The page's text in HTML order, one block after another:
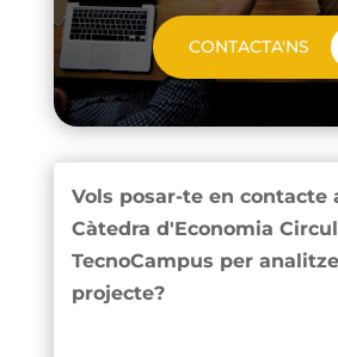
CONTACTA'NS
Vols posar-te en contacte
Càtedra d'Economia
TecnoCampus per
projecte?